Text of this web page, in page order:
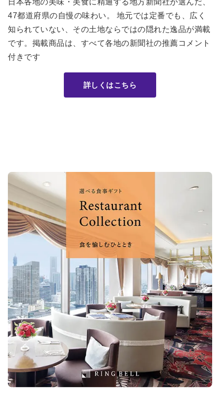
47都道府県の自慢の味わい。 地元では定番でも、広く
知られていない、その土地ならではの隠れた逸品が満載
です。掲載商品は、すべて各地の新聞社の推薦コメント
付きです
詳しくはこちら